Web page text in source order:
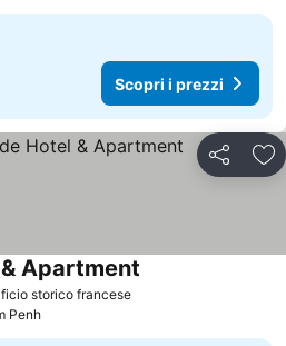
Scopri i prezzi
Condividi
storico franceseScopri i prezzi
Apartment
Penh